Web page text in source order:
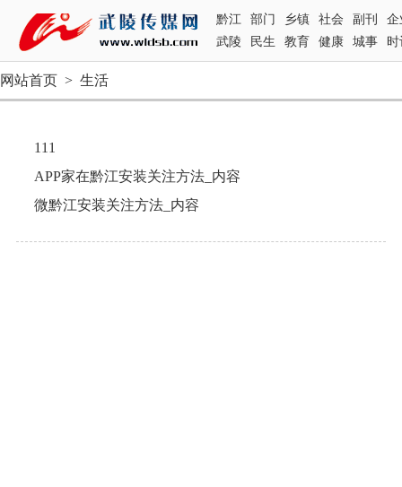
黔江 部门 乡镇 社会 副刊
企
武陵
民生 教育 健康 城事 时
网站首页 > 生活
111
APP家在黔江安装关注方法_内容
微黔江安装关注方法_内容